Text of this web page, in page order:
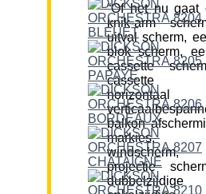
“Of het nu gaat
knik-arm
uitval scherm,
blok scherm,
cassette
cassette
balkon
markies,
projectie